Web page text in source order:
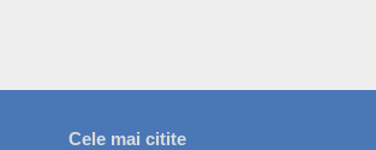
Cele mai citite